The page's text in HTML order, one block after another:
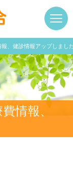
、健診情報アップしまし
情報、